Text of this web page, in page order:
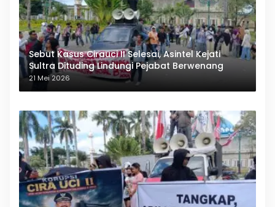
Sebut Kasus Cirauci II Selesai, Asintel Kejati
Sultra Dituding Lindungi Pejabat Berwenang
21 Mei 2026